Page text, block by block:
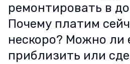
ремонтировать в
Почему платим
нескоро? Можно ли
приблизить или